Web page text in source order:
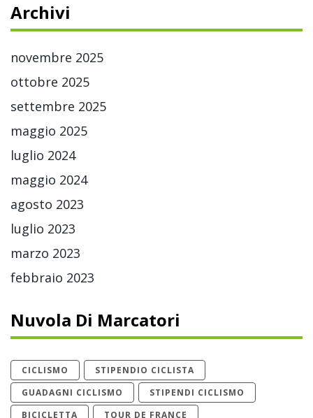
Archivi
novembre 2025
ottobre 2025
settembre 2025
maggio 2025
luglio 2024
maggio 2024
agosto 2023
luglio 2023
marzo 2023
febbraio 2023
Nuvola Di Marcatori
CICLISMO
STIPENDIO CICLISTA
GUADAGNI CICLISMO
STIPENDI CICLISMO
BICICLETTA
TOUR DE FRANCE